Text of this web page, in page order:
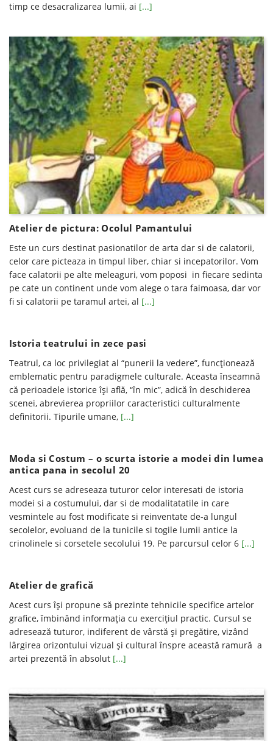
timp ce desacralizarea lumii, ai [...]
Atelier de pictura: Ocolul Pamantului
Este un curs destinat pasionatilor de arta dar si de calatorii,
celor care picteaza in timpul liber, chiar si incepatorilor. Vom
face calatorii pe alte meleaguri, vom poposi in fiecare sedinta
pe cate un continent unde vom alege o tara faimoasa, dar vor
fi si calatorii pe taramul artei, al [...]
Istoria teatrului in zece pasi
Teatrul, ca loc privilegiat al “punerii la vedere”, funcţionează
emblematic pentru paradigmele culturale. Aceasta înseamnă
că perioadele istorice îşi află, “în mic”, adică în deschiderea
scenei, abrevierea propriilor caracteristici culturalmente
definitorii. Tipurile umane, [...]
Moda si Costum – o scurta istorie a modei din lumea
antica pana in secolul 20
Acest curs se adreseaza tuturor celor interesati de istoria
modei si a costumului, dar si de modalitatatile in care
vesmintele au fost modificate si reinventate de-a lungul
secolelor, evoluand de la tunicile si togile lumii antice la
crinolinele si corsetele secolului 19. Pe parcursul celor 6 [...]
Atelier de grafică
Acest curs îşi propune să prezinte tehnicile specifice artelor
grafice, îmbinând informaţia cu exerciţiul practic. Cursul se
adresează tuturor, indiferent de vârstă şi pregătire, vizând
lârgirea orizontului vizual şi cultural înspre această ramură a
artei prezentă în absolut [...]